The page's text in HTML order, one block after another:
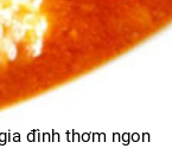
đình thơm ngon